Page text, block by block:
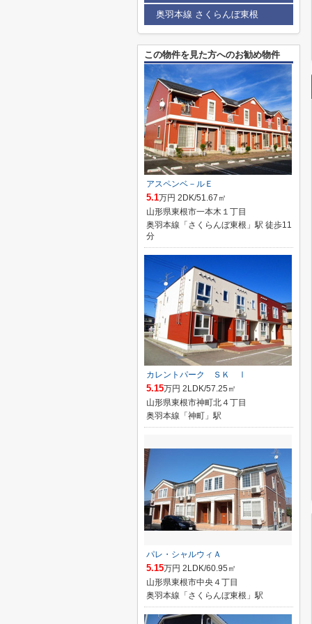
奥羽本線 さくらんぼ東根
この物件を見た方へのお勧め物件
アスペンベ－ルＥ
5.1万円 2DK/51.67㎡
山形県東根市一本木１丁目
奥羽本線「さくらんぼ東根」駅 徒歩11
分
カレントパーク ＳＫ Ⅰ
5.15万円 2LDK/57.25㎡
山形県東根市神町北４丁目
奥羽本線「神町」駅
パレ・シャルウィＡ
5.15万円 2LDK/60.95㎡
山形県東根市中央４丁目
奥羽本線「さくらんぼ東根」駅